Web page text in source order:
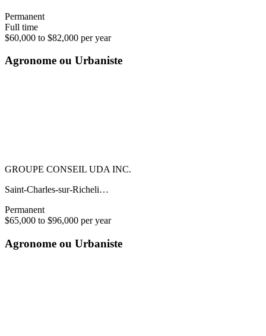
Permanent
Full time
$60,000 to $82,000 per year
Agronome ou Urbaniste
GROUPE CONSEIL UDA INC.
Saint-Charles-sur-Richeli…
Permanent
$65,000 to $96,000 per year
Agronome ou Urbaniste